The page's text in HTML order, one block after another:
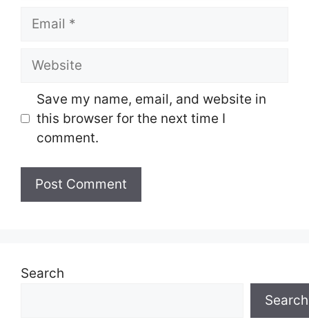
Email
Website
Save my name, email, and website in
this browser for the next time I
comment.
Search
Search